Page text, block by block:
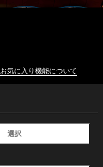
お気に入り機能について
選択